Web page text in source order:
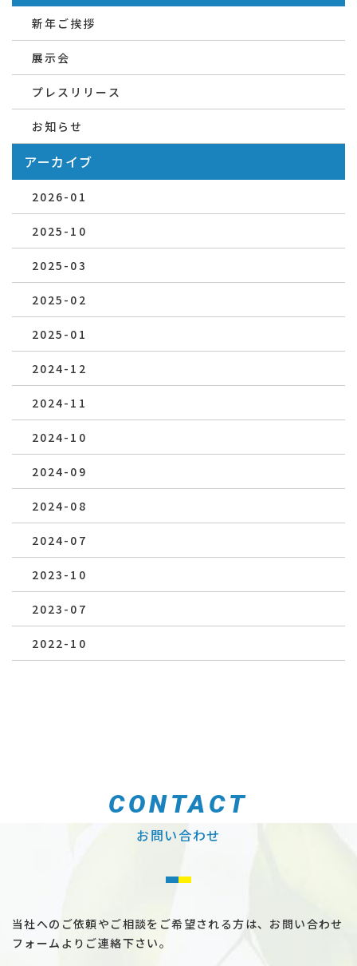
新年ご挨拶
展示会
プレスリリース
お知らせ
アーカイブ
2026-01
2025-10
2025-03
2025-02
2025-01
2024-12
2024-11
2024-10
2024-09
2024-08
2024-07
2023-10
2023-07
2022-10
CONTACT
お問い合わせ
当社へのご依頼やご相談をご希望される方は、お問い合わせ
フォームよりご連絡下さい。